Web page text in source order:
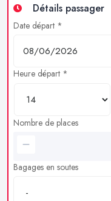
Détails passager
Date départ *
Heure départ *
Nombre de places
Bagages en soutes